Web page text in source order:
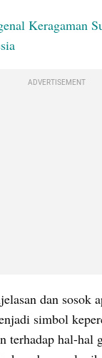
Keragaman
ADVERTISEMENT
dan sosok
simbol
terhadap hal-hal